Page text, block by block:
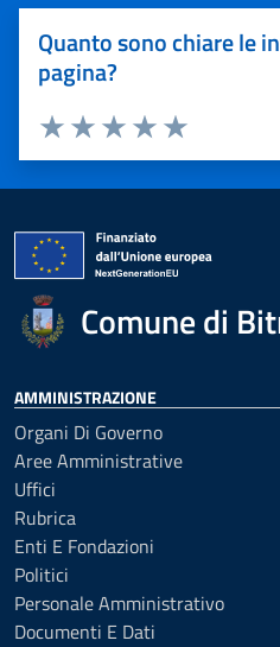
Quanto sono chiare le
pagina?
Valuta 5
Valuta 4 stelle su
Valuta 3 stelle su 5
Valuta 2 stelle su 5
Valuta 1 stelle su 5
Comune di
AMMINISTRAZIONE
Organi Di Governo
Aree Amministrative
Uffici
Rubrica
Enti E Fondazioni
Politici
Personale Amministrativo
Documenti E Dati